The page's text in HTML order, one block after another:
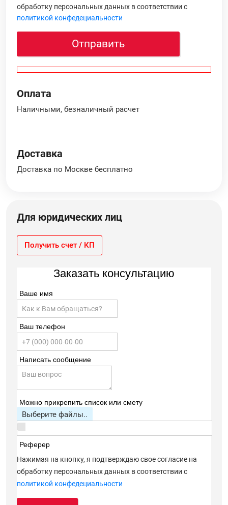
обработку персональных данных в соответствии с
политикой конфедециальности
Отправить
Оплата
Наличными, безналичный расчет
Доставка
Доставка по Москве бесплатно
Для юридических лиц
Получить счет / КП
Заказать консультацию
Ваше имя
Ваш телефон
Написать сообщение
Можно прикрепить список или смету
Выберите файлы..
Реферер
Нажимая на кнопку, я подтверждаю свое согласие на
обработку персональных данных в соответствии с
политикой конфедециальности